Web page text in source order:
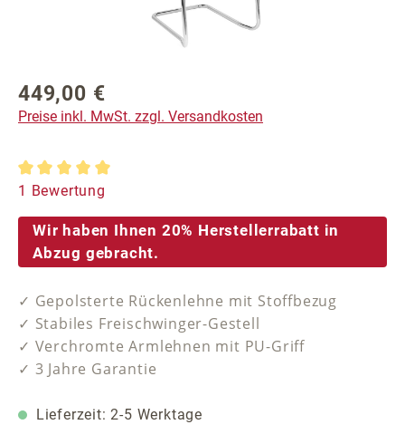
Regulärer Preis:
449,00 €
Preise inkl. MwSt. zzgl. Versandkosten
Durchschnittliche Bewertung von 5 von 5 Sternen
1 Bewertung
Wir haben Ihnen 20% Herstellerrabatt in
Abzug gebracht.
✓ Gepolsterte Rückenlehne mit Stoffbezug
✓ Stabiles Freischwinger-Gestell
✓ Verchromte Armlehnen mit PU-Griff
✓ 3 Jahre Garantie
Lieferzeit: 2-5 Werktage